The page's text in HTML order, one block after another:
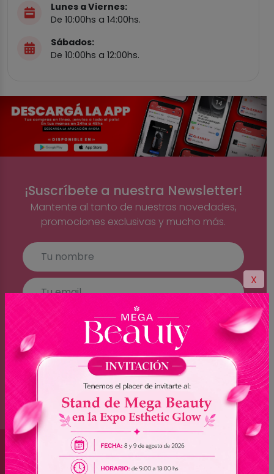
X
Lunes a Viernes:
De 10:00hs a 14:00hs.
Sábados:
De 10:00hs a 12:00hs.
¡Suscríbete a nuestra Newsletter!
Mantente al tanto de nuestras novedades,
promociones exclusivas y mucho más.
Brasil